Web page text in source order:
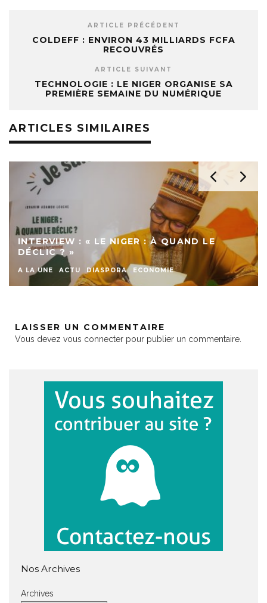
ARTICLE PRÉCÉDENT
COLDEFF : ENVIRON 43 MILLIARDS FCFA
RECOUVRÉS
ARTICLE SUIVANT
TECHNOLOGIE : LE NIGER ORGANISE SA
PREMIÈRE SEMAINE DU NUMÉRIQUE
ARTICLES SIMILAIRES
INTERVIEW : « LE NIGER : À QUAND LE
DÉCLIC ? »
A LA UNE ACTU DIASPORA ECONOMIE
LAISSER UN COMMENTAIRE
Vous devez vous connecter pour publier un commentaire.
Nos Archives
Archives